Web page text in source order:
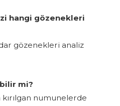
hangi gözenekleri
gözenekleri analiz
mi?
kırılgan numunelerde